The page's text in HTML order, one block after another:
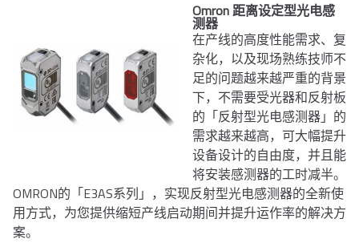
Omron 距离设定型光电感
测器
在产线的高度性能需求、复
杂化，以及现场熟练技师不
足的问题越来越严重的背景
下，不需要受光器和反射板
的「反射型光电感测器」的
需求越来越高，可大幅提升
设备设计的自由度，并且能
将安装感测器的工时减半。
OMRON的「E3AS系列」，实现反射型光电感测器的全新使
用方式，为您提供缩短产线启动期间并提升运作率的解决方
案。